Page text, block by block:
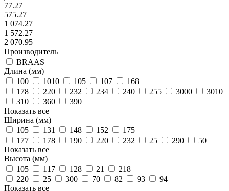
77.27
575.27
1 074.27
1 572.27
2 070.95
Производитель
BRAAS
Длина (мм)
100
1010 105 107
168
178
220 232 234 240 255 3000
3010
310
360
390
Показать все
Ширина (мм)
105
131 148 152
175
177
178 190 220 232 25 290
50
Показать все
Высота (мм)
105
117 128 21
218
220
25 300 70 82 93
94
Показать все